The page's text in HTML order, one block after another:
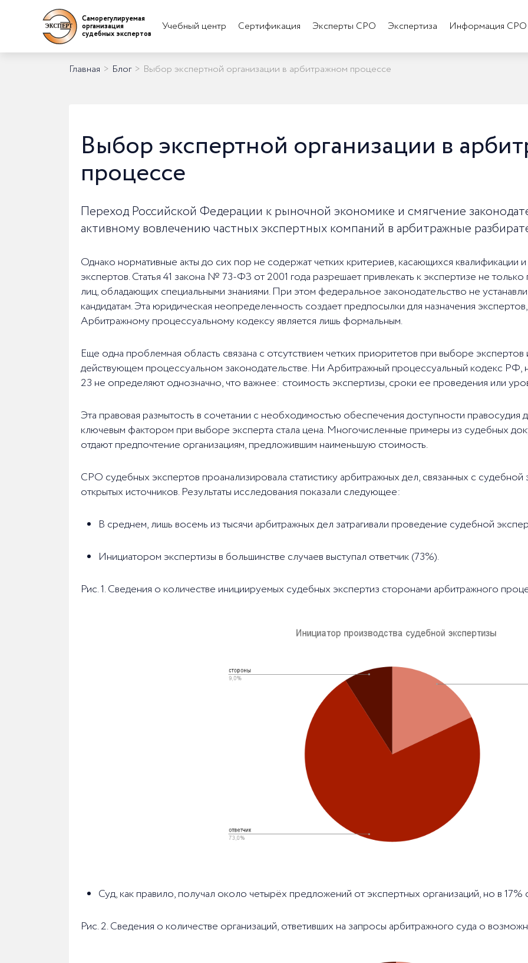
Саморегулируемая
организация
судебных экспертов
Учебный центр Сертификация Эксперты СРО Экспертиза Информация СРО
Главная > Блог > Выбор экспертной организации в арбитражном процессе
Выбор экспертной организации в
процессе
Переход Российской Федерации к рыночной экономике и смягчение
активному вовлечению частных экспертных компаний в арбитражные
Однако нормативные акты до сих пор не содержат четких критериев, касающихся квалификации
экспертов. Статья 41 закона № 73-ФЗ от 2001 года разрешает привлекать к экспертизе не
лиц, обладающих специальными знаниями. При этом федеральное законодательство не
кандидатам. Эта юридическая неопределенность создает предпосылки для назначения
Арбитражному процессуальному кодексу является лишь формальным.
Еще одна проблемная область связана с отсутствием четких приоритетов при выборе экспертов
действующем процессуальном законодательстве. Ни Арбитражный процессуальный кодекс
23 не определяют однозначно, что важнее: стоимость экспертизы, сроки ее проведения или
Эта правовая размытость в сочетании с необходимостью обеспечения доступности правосудия
ключевым фактором при выборе эксперта стала цена. Многочисленные примеры из судебных
отдают предпочтение организациям, предложившим наименьшую стоимость.
СРО судебных экспертов проанализировала статистику арбитражных дел, связанных с
открытых источников. Результаты исследования показали следующее:
В среднем, лишь восемь из тысячи арбитражных дел затрагивали проведение судебной
Инициатором экспертизы в большинстве случаев выступал ответчик (73%).
Рис. 1. Сведения о количестве инициируемых судебных экспертиз сторонами арбитражного
Суд, как правило, получал около четырёх предложений от экспертных организаций, но в 17%
Рис. 2. Сведения о количестве организаций, ответивших на запросы арбитражного суда о